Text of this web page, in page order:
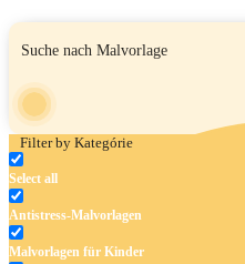
Filter by Kategórie
Select all
Antistress-Malvorlagen
Malvorlagen für Kinder